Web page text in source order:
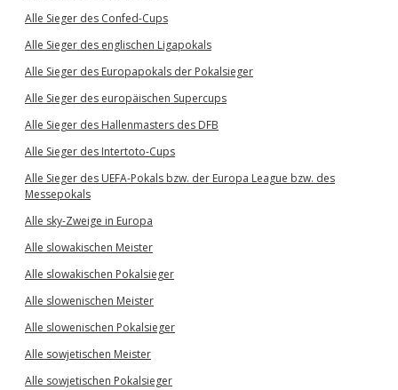
Alle Sieger des Confed-Cups
Alle Sieger des englischen Ligapokals
Alle Sieger des Europapokals der Pokalsieger
Alle Sieger des europäischen Supercups
Alle Sieger des Hallenmasters des DFB
Alle Sieger des Intertoto-Cups
Alle Sieger des UEFA-Pokals bzw. der Europa League bzw. des
Messepokals
Alle sky-Zweige in Europa
Alle slowakischen Meister
Alle slowakischen Pokalsieger
Alle slowenischen Meister
Alle slowenischen Pokalsieger
Alle sowjetischen Meister
Alle sowjetischen Pokalsieger